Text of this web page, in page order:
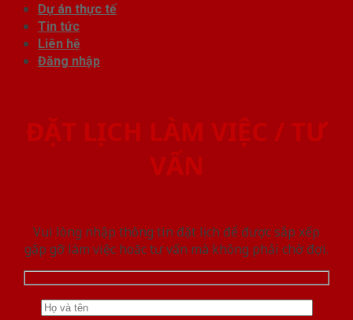
Dự án thực tế
Tin tức
Liên hệ
Đăng nhập
ĐẶT LỊCH LÀM VIỆC / TƯ
VẤN
Vui lòng nhập thông tin đặt lịch để được sắp xếp
gặp gỡ làm việc hoăc tư vấn mà không phải chờ đợi.